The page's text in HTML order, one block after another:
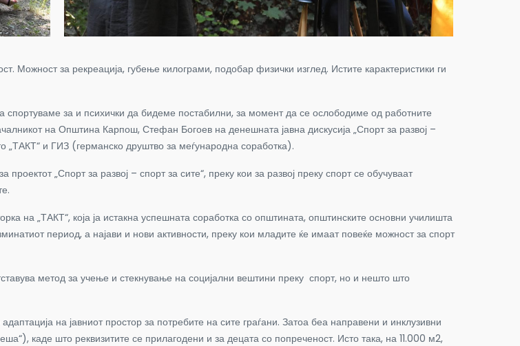
Можност за рекреација, губење килограми, подобар физички изглед. Истите карактеристики ги
спортуваме за и психички да бидеме постабилни, за момент да се ослободиме од работните
на Општина Карпош, Стефан Богоев на денешната јавна дискусија „Спорт за развој –
„ТАКТ“ и ГИЗ (германско друштво за меѓународна соработка).
„Спорт за развој – спорт за сите“, преку кои за развој преку спорт се обучуваат
на „ТАКТ“, која ја истакна успешната соработка со општината, општинските основни училишта
период, а најави и нови активности, преку кои младите ќе имаат повеќе можност за спорт
метод за учење и стекнување на социјални вештини преку спорт, но и нешто што
на јавниот простор за потребите на сите граѓани. Затоа беа направени и инклузивни
каде што реквизитите се прилагодени и за децата со попреченост. Исто така, на 11.000 м2,